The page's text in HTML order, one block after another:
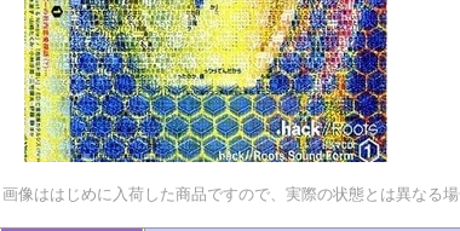
画像ははじめに入荷した商品ですので、実際の状態とは異なる